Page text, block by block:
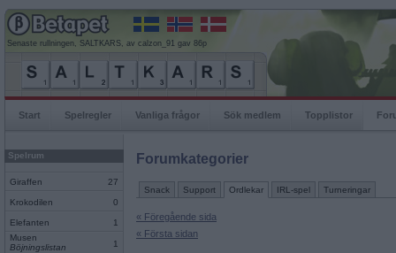
Senaste rullningen, SALTKARS, av calzon_91 gav 86p
Start Spelregler Vanliga frågor Sök medlem Topplistor
Spelrum
Giraffen 27
Krokodilen 0
Elefanten
1
Musen
Böjningslistan
1
Forumkategorier
Snack Support Ordlekar IRL-spel Turneringar
« Föregående sida
« Första sidan